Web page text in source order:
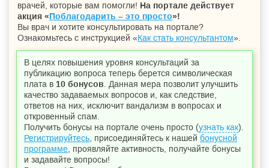
врачей, которые вам помогли! На портале действует
акция «Поблагодарить – это просто»!
Вы врач и хотите консультировать на портале?
Ознакомьтесь с инструкцией «Как стать консультантом».
В целях повышения уровня консультаций за
публикацию вопроса теперь берется символическая
плата в 10 бонусов . Данная мера позволит улучшить
качество задаваемых вопросов и, как следствие,
ответов на них, исключит вандализм в вопросах и
откровенный спам.
Получить бонусы на портале очень просто (узнать как).
Регистрируйтесь , присоединяйтесь к нашей бонусной
программе , проявляйте активность, получайте бонусы
и задавайте вопросы!